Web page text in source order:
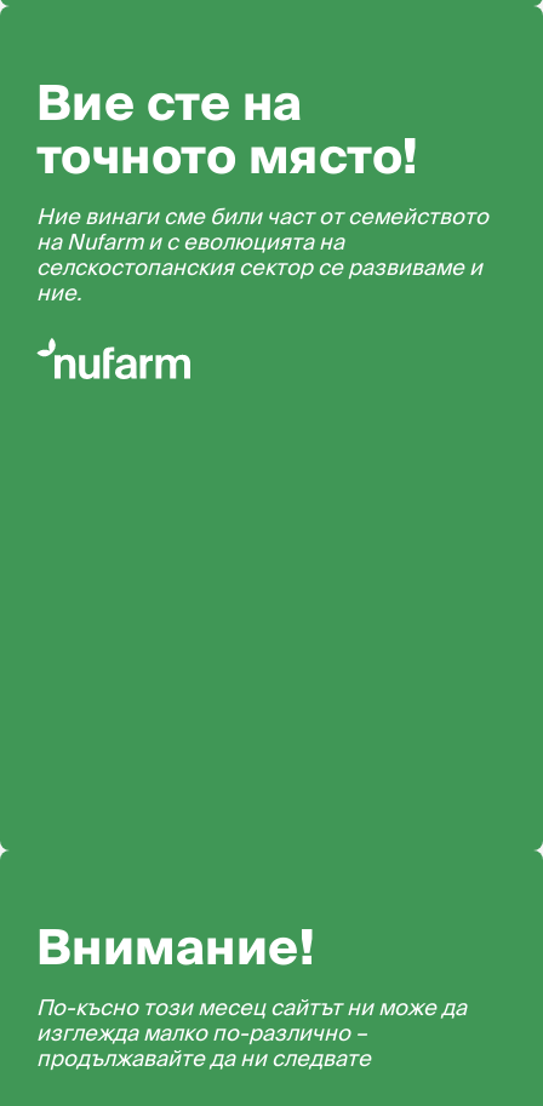
Вие сте на
точното място!
Ние винаги сме били част от семейството
на Nufarm и с еволюцията на
селскостопанския сектор се развиваме и
ние.
Внимание!
По-късно този месец сайтът ни може да
изглежда малко по-различно –
продължавайте да ни следвате